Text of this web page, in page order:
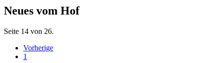
Neues vom Hof
Seite 14 von 26.
Vorherige
1